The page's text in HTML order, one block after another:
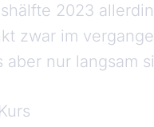
2023
zwar im
nur langsam